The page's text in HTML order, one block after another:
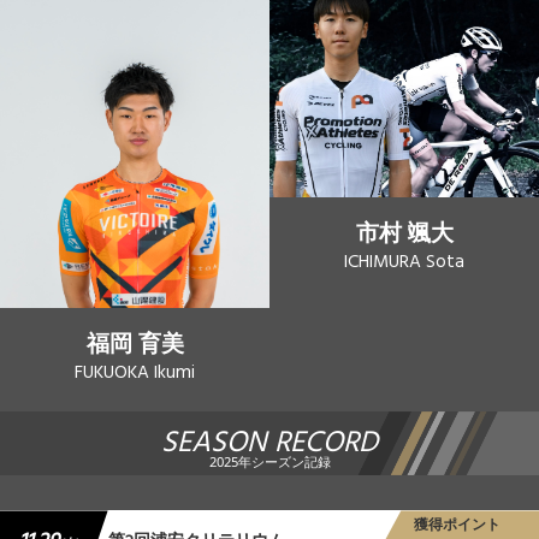
福岡 育美
FUKUOKA Ikumi
市村 颯大
ICHIMURA Sota
SEASON RECORD
2025年シーズン記録
獲得ポイント